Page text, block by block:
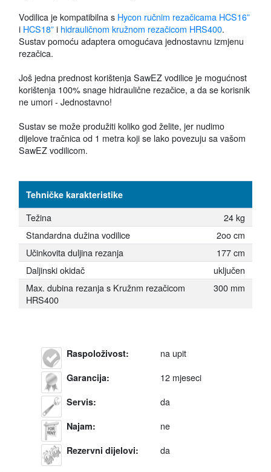
Vodilica je kompatibilna s Hycon ručnim rezačicama HCS16”
i HCS18”i hidrauličnom kružnom rezačicom HRS400.
Sustav pomoću adaptera omogućava jednostavnu izmjenu
rezačica.
Još jedna prednost korištenja SawEZ vodilice je mogućnost
korištenja 100% snage hidraulične rezačice, a da se korisnik
ne umori - Jednostavno!
Sustav se može produžiti koliko god želite, jer nudimo
dijelove tračnica od 1 metra koji se lako povezuju sa vašom
SawEZ vodilicom.
Tehničke karakteristike
Težina
24 kg
Standardna dužina vodilice
2oo cm
Učinkovita duljina rezanja
177 cm
Daljinski okidač
uključen
Max. dubina rezanja s Kružnm rezačicom
HRS400
300 mm
Raspoloživost: na upit
Garancija: 12 mjeseci
Servis: da
Najam: ne
Rezervni dijelovi: da